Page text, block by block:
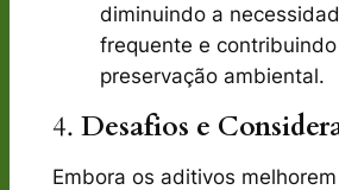
diminuindo a
frequente e
preservação ambiental.
4. Desafios e
Embora os aditivos melhorem